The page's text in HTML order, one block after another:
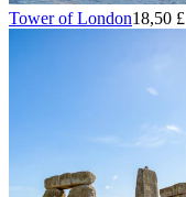
Tower of London18,50 £